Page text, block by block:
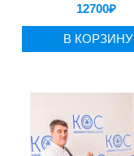
12700₽
В КОРЗИНУ